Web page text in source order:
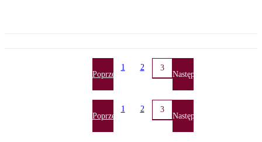
Poprzednia
1 2 3
Następna
Poprzednia
1 2 3
Następna